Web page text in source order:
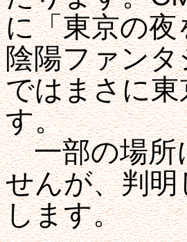
に「東京の
陰陽ファン
ではまさに
す。
一部の場所
せんが、判
します。